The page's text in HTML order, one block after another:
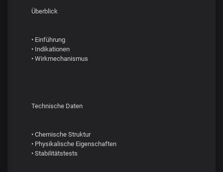
Überblick
• Einführung
• Indikationen
• Wirkmechanismus
Technische Daten
• Chemische Struktur
• Physikalische Eigenschaften
• Stabilitätstests